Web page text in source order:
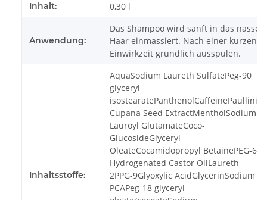
Inhalt: 0,30 l
Anwendung:
Das Shampoo wird sanft in das nasse
Haar einmassiert. Nach einer kurzen
Einwirkzeit gründlich ausspülen.
Inhaltsstoffe:
AquaSodium Laureth SulfatePeg-90
glyceryl
isostearatePanthenolCaffeinePaullinia
Cupana Seed ExtractMentholSodium
Lauroyl GlutamateCoco-
GlucosideGlyceryl
OleateCocamidopropyl BetainePEG-60
Hydrogenated Castor OilLaureth-
2PPG-9Glyoxylic AcidGlycerinSodium
PCAPeg-18 glyceryl